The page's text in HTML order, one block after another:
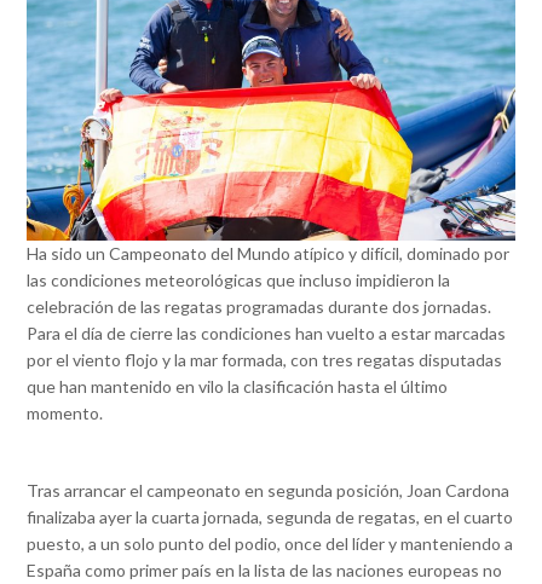
Ha sido un Campeonato del Mundo atípico y difícil, dominado por
las condiciones meteorológicas que incluso impidieron la
celebración de las regatas programadas durante dos jornadas.
Para el día de cierre las condiciones han vuelto a estar marcadas
por el viento flojo y la mar formada, con tres regatas disputadas
que han mantenido en vilo la clasificación hasta el último
momento.
Tras arrancar el campeonato en segunda posición, Joan Cardona
finalizaba ayer la cuarta jornada, segunda de regatas, en el cuarto
puesto, a un solo punto del podio, once del líder y manteniendo a
España como primer país en la lista de las naciones europeas no